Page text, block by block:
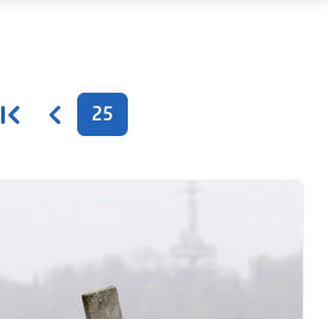
Első oldalElőző oldal
25